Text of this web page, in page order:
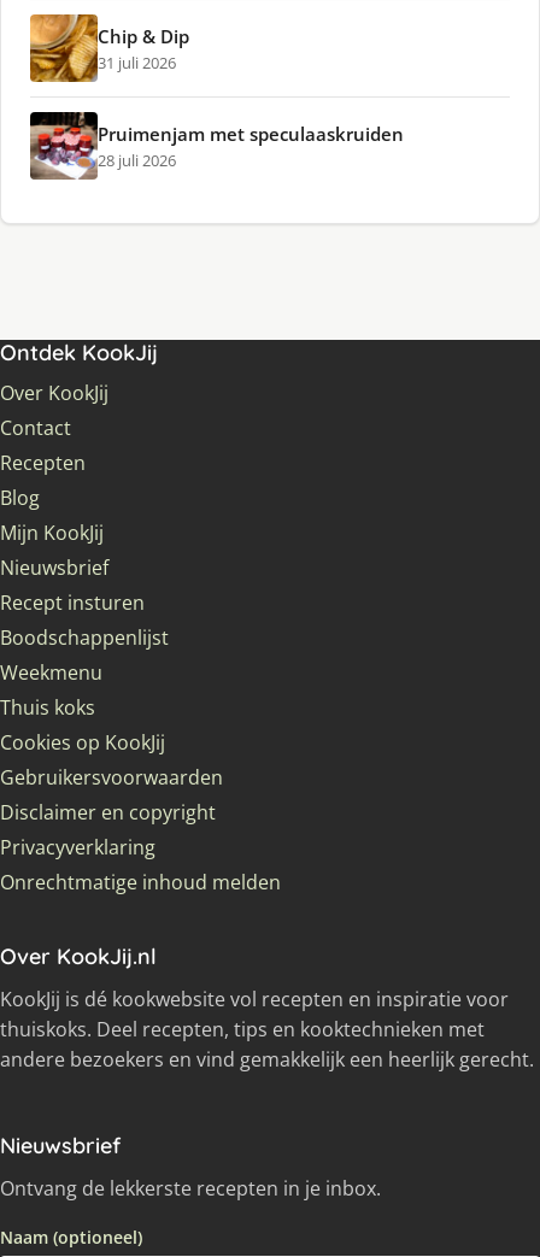
Chip & Dip
31 juli 2026
Pruimenjam met speculaaskruiden
28 juli 2026
Ontdek KookJij
Over KookJij
Contact
Recepten
Blog
Mijn KookJij
Nieuwsbrief
Recept insturen
Boodschappenlijst
Weekmenu
Thuis koks
Cookies op KookJij
Gebruikersvoorwaarden
Disclaimer en copyright
Privacyverklaring
Onrechtmatige inhoud melden
Over KookJij.nl
KookJij is dé kookwebsite vol recepten en inspiratie voor
thuiskoks. Deel recepten, tips en kooktechnieken met
andere bezoekers en vind gemakkelijk een heerlijk gerecht.
Nieuwsbrief
Ontvang de lekkerste recepten in je inbox.
Naam (optioneel)